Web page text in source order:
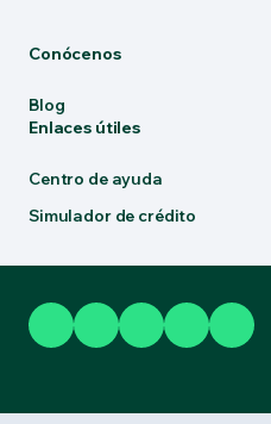
Conócenos
Blog
Enlaces útiles
Centro de ayuda
Simulador de crédito